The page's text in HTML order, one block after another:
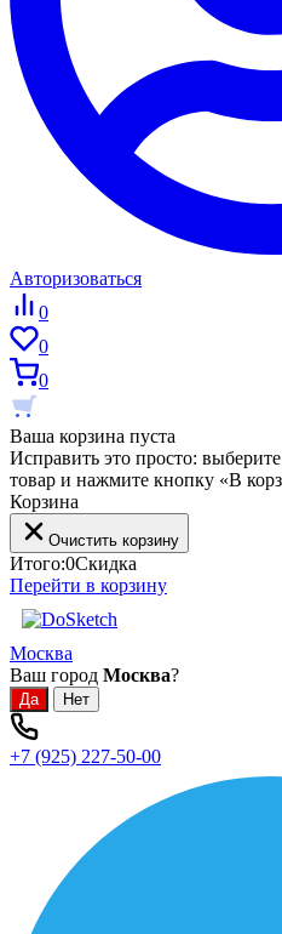
Авторизоваться
0
0
0
Ваша корзина пуста
Исправить это просто:
товар и нажмите кнопку «В
Корзина
Очистить корзину
Итого:0Скидка
Перейти в корзину
Москва
Ваш город Москва?
+7 (925) 227-50-00